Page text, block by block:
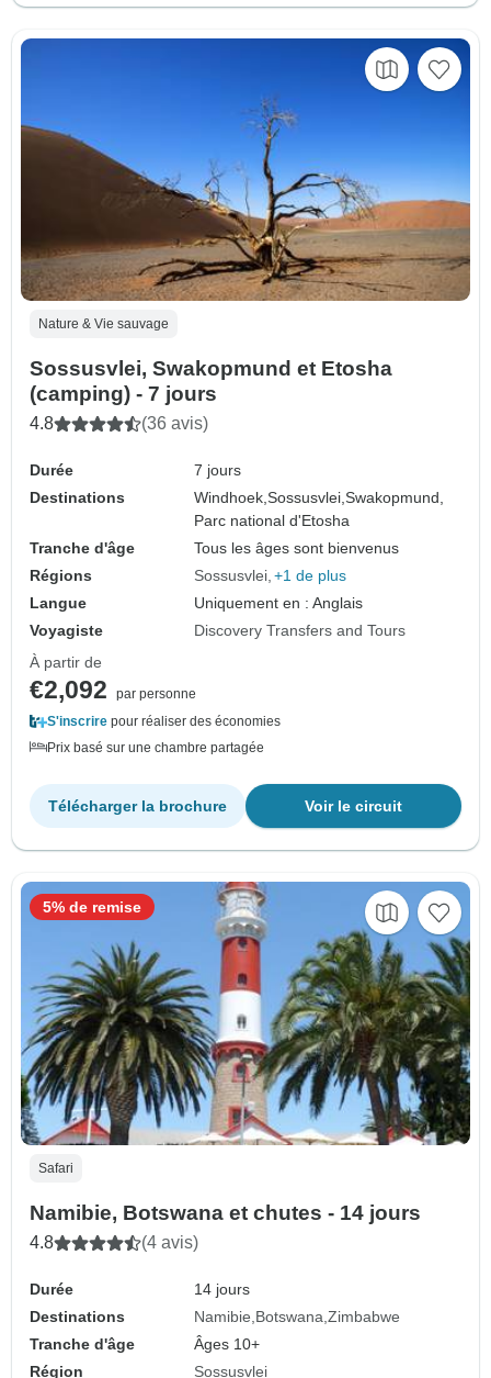
Nature & Vie sauvage
Sossusvlei, Swakopmund et Etosha
(camping) - 7 jours
4.8 (36 avis)
Durée
7 jours
Destinations
Windhoek,Sossusvlei,Swakopmund,
Parc national d'Etosha
Tranche d'âge
Tous les âges sont bienvenus
Régions
Sossusvlei +1 de plus
Langue
Uniquement en : Anglais
Voyagiste
Discovery Transfers and Tours
À partir de
€2,092
par personne
S'inscrire pour réaliser des économies
Prix basé sur une chambre partagée
Voir le circuit
Télécharger la brochure
Safari
Namibie, Botswana et chutes - 14 jours
4.8 (4 avis)
Durée
14 jours
Destinations
Namibie Botswana Zimbabwe
Tranche d'âge
Âges 10+
Région
Sossusvlei
5% de remise